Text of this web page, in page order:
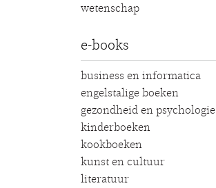
wetenschap
e-books
business en informatica
engelstalige boeken
gezondheid en psychologie
kinderboeken
kookboeken
kunst en cultuur
literatuur